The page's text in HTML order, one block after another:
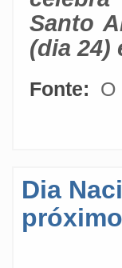
Santo
(dia 24)
Fonte: O
Dia